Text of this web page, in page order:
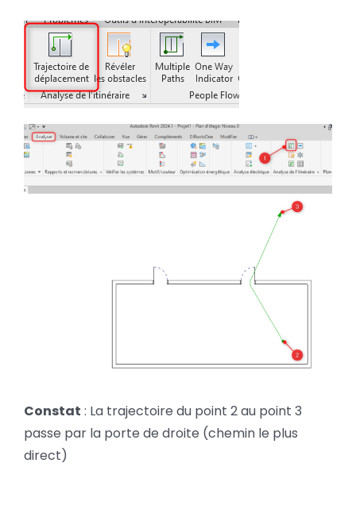
Constat : La trajectoire du point 2 au point 3
passe par la porte de droite (chemin le plus
direct)